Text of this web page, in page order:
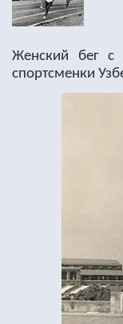
Женский бег с
спортсменки